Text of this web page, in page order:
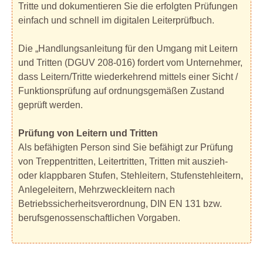
Tritte und dokumentieren Sie die erfolgten Prüfungen
einfach und schnell im digitalen Leiterprüfbuch.
Die „Handlungsanleitung für den Umgang mit Leitern
und Tritten (DGUV 208-016) fordert vom Unternehmer,
dass Leitern/Tritte wiederkehrend mittels einer Sicht /
Funktionsprüfung auf ordnungsgemäßen Zustand
geprüft werden.
Prüfung von Leitern und Tritten
Als befähigten Person sind Sie befähigt zur Prüfung
von Treppentritten, Leitertritten, Tritten mit auszieh-
oder klappbaren Stufen, Stehleitern, Stufenstehleitern,
Anlegeleitern, Mehrzweckleitern nach
Betriebssicherheitsverordnung, DIN EN 131 bzw.
berufsgenossenschaftlichen Vorgaben.